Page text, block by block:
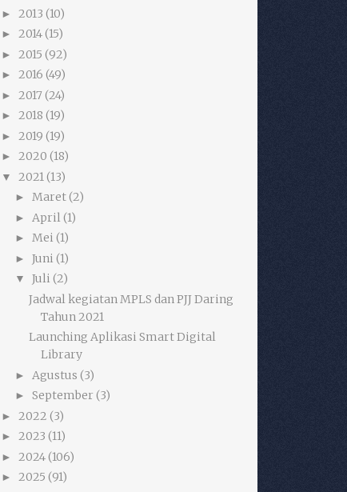
► 2013 (10)
► 2014(15)
► 2015 (92)
► 2016 (49)
► 2017 (24)
► 2018 (19)
► 2019 (19)
► 2020 (18)
▼ 2021(13)
► Maret(2)
► April(1)
► Mei (1)
► Juni (1)
▼ Juli (2)
Jadwal kegiatan MPLS dan PJJ Daring
Tahun 2021
Launching Aplikasi Smart Digital
Library
► Agustus (3)
► September (3)
► 2022 (3)
► 2023 (11)
► 2024(106)
► 2025 (91)